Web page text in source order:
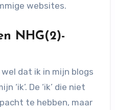
websites.
NHG(2)-
dat ik in mijn blogs
‘ik’. De ‘ik’ die niet
te hebben, maar